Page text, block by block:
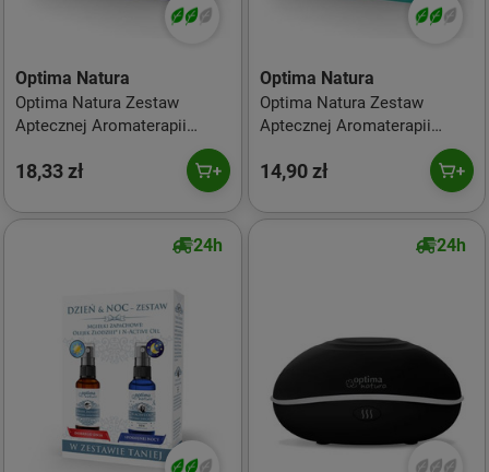
Optima Natura
Optima Natura Zestaw
Aptecznej Aromaterapii
18,33 zł
Optima Natura
Optima Natura Zestaw
Aptecznej Aromaterapii
Eukaliptus 2 x 10 ml
14,90 zł
24h 24h